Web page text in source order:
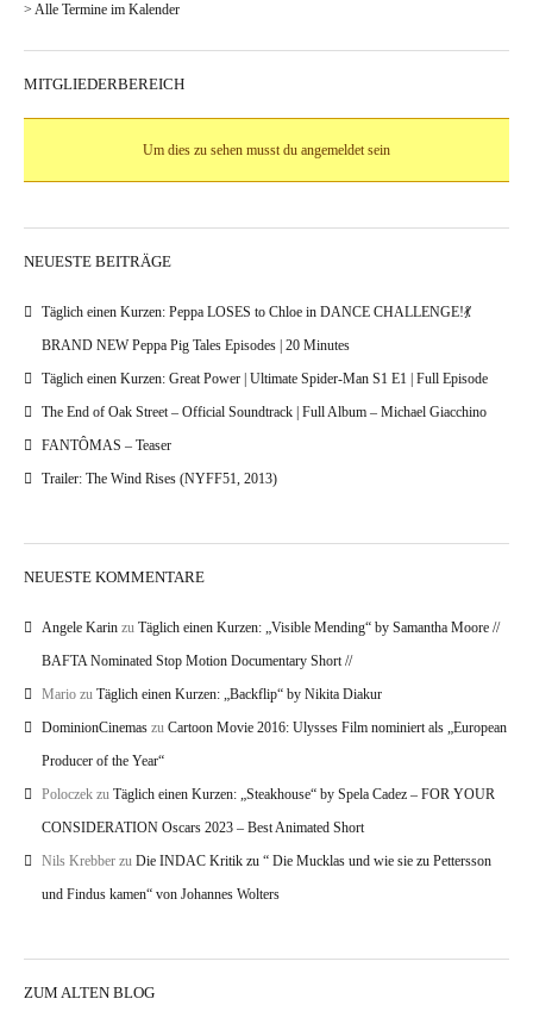
> Alle Termine im Kalender
MITGLIEDERBEREICH
Um dies zu sehen musst du angemeldet sein
NEUESTE BEITRÄGE
Täglich einen Kurzen: Peppa LOSES to Chloe in DANCE CHALLENGE!💃
BRAND NEW Peppa Pig Tales Episodes | 20 Minutes
Täglich einen Kurzen: Great Power | Ultimate Spider-Man S1 E1 | Full Episode
The End of Oak Street – Official Soundtrack | Full Album – Michael Giacchino
FANTÔMAS – Teaser
Trailer: The Wind Rises (NYFF51, 2013)
NEUESTE KOMMENTARE
Angele Karin zu Täglich einen Kurzen: „Visible Mending“ by Samantha Moore //
BAFTA Nominated Stop Motion Documentary Short //
Mario zu Täglich einen Kurzen: „Backflip“ by Nikita Diakur
DominionCinemas zu Cartoon Movie 2016: Ulysses Film nominiert als „European
Producer of the Year“
Poloczek zu Täglich einen Kurzen: „Steakhouse“ by Spela Cadez – FOR YOUR
CONSIDERATION Oscars 2023 – Best Animated Short
Nils Krebber zu Die INDAC Kritik zu “ Die Mucklas und wie sie zu Pettersson
und Findus kamen“ von Johannes Wolters
ZUM ALTEN BLOG